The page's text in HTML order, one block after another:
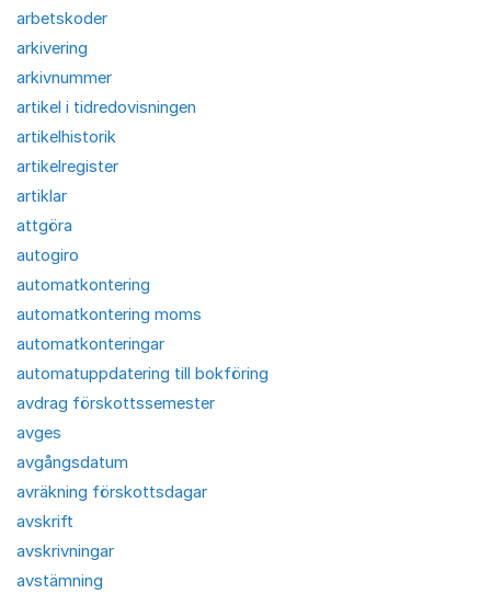
arbetskoder
arkivering
arkivnummer
artikel i tidredovisningen
artikelhistorik
artikelregister
artiklar
attgöra
autogiro
automatkontering
automatkontering moms
automatkonteringar
automatuppdatering till bokföring
avdrag förskottssemester
avges
avgångsdatum
avräkning förskottsdagar
avskrift
avskrivningar
avstämning